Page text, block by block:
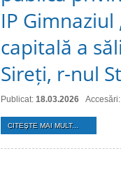
IP Gimnaziul
capitală a
Sireți, r-nul
Publicat: 18.03.2026
CITEŞTE MAI MULT...